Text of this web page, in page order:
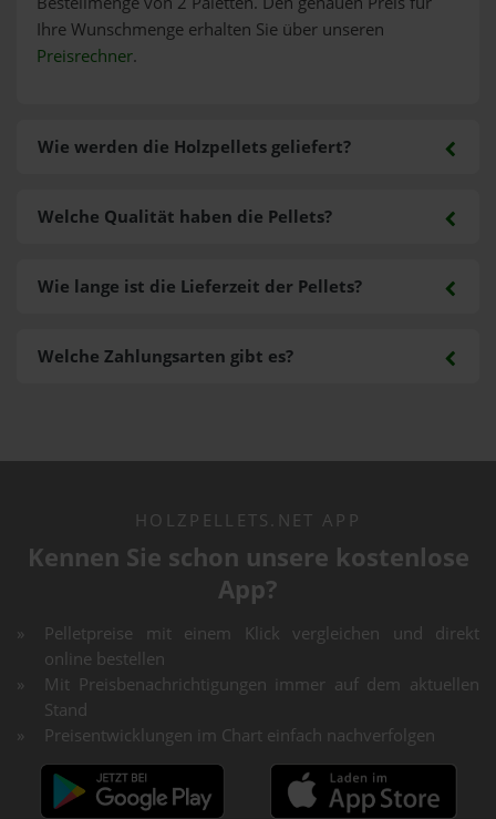
Ihre Wunschmenge erhalten Sie über unseren
Preisrechner.
Wie werden die Holzpellets geliefert?
Welche Zahlungsarten gibt es?
Welche Qualität haben die Pellets?
Wie lange ist die Lieferzeit der Pellets?
HOLZPELLETS.NET APP
Kennen Sie schon unsere kostenlose
App?
Pelletpreise mit einem Klick vergleichen und direkt
online bestellen
Mit Preisbenachrichtigungen immer auf dem aktuellen
Stand
Preisentwicklungen im Chart einfach nachverfolgen